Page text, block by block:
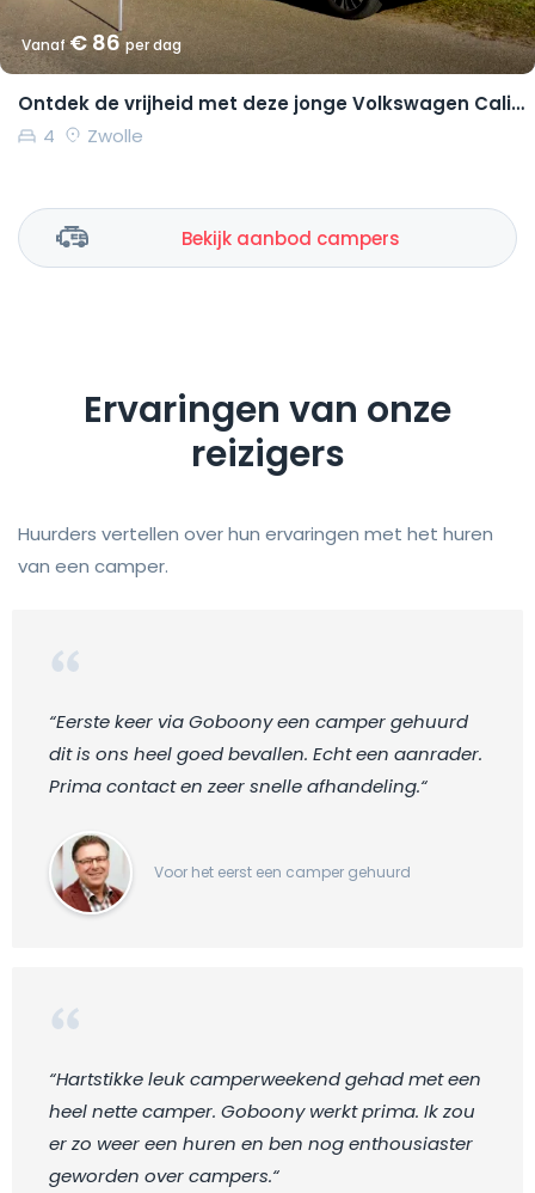
Vanaf€ 86per dag
Ontdek de vrijheid met deze jonge Volkswagen California Coast
4
Zwolle
Bekijk aanbod campers
Ervaringen van onze
reizigers
Huurders vertellen over hun ervaringen met het huren
van een camper.
“Eerste keer via Goboony een camper gehuurd
dit is ons heel goed bevallen. Echt een aanrader.
Prima contact en zeer snelle afhandeling.“
Voor het eerst een camper gehuurd
“Hartstikke leuk camperweekend gehad met een
heel nette camper. Goboony werkt prima. Ik zou
er zo weer een huren en ben nog enthousiaster
geworden over campers.“